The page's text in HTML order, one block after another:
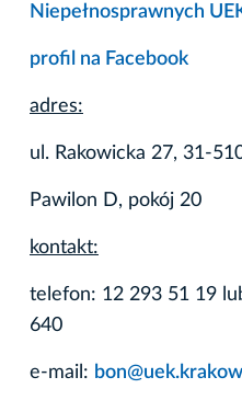
Niepełnosprawnych
profil na Facebook
adres:
ul. Rakowicka 27, 31-
Pawilon D, pokój 20
kontakt:
telefon: 12 293 51 19
640
e-mail: